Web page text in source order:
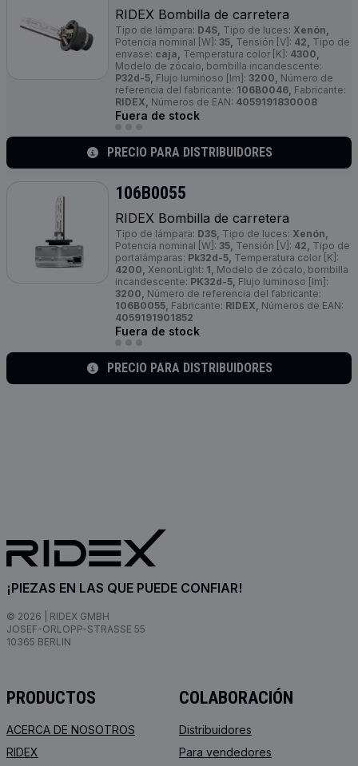
RIDEX Bombilla de carretera
Tipo de lámpara: D4S, Tipo de luces: Xenón,
Potencia nominal [W]: 35, Tensión [V]: 42, Tipo de
envase: caja, Temperatura color [K]: 4300,
Modelo de zócalo, bombilla incandescente:
P32d-5, Flujo luminoso [lm]: 3200, Número de
referencia del fabricante: 106B0046, Fabricante:
RIDEX, Números de EAN: 4059191830008
Fuera de stock
PRECIO PARA DISTRIBUIDORES
106B0055
RIDEX Bombilla de carretera
Tipo de lámpara: D3S, Tipo de luces: Xenón,
Potencia nominal [W]: 35, Tensión [V]: 42, Tipo de
portalámparas: Pk32d-5, Temperatura color [K]:
4200, XenonLight: 1, Modelo de zócalo, bombilla
incandescente: PK32d-5, Flujo luminoso [lm]:
3200, Número de referencia del fabricante:
106B0055, Fabricante: RIDEX, Números de EAN:
4059191901852
Fuera de stock
PRECIO PARA DISTRIBUIDORES
¡PIEZAS EN LAS QUE PUEDE CONFIAR!
© 2026 | RIDEX GMBH
JOSEF-ORLOPP-STRASSE 55
10365 BERLIN
PRODUCTOS
ACERCA DE NOSOTROS
RIDEX
COLABORACIÓN
Distribuidores
Para vendedores